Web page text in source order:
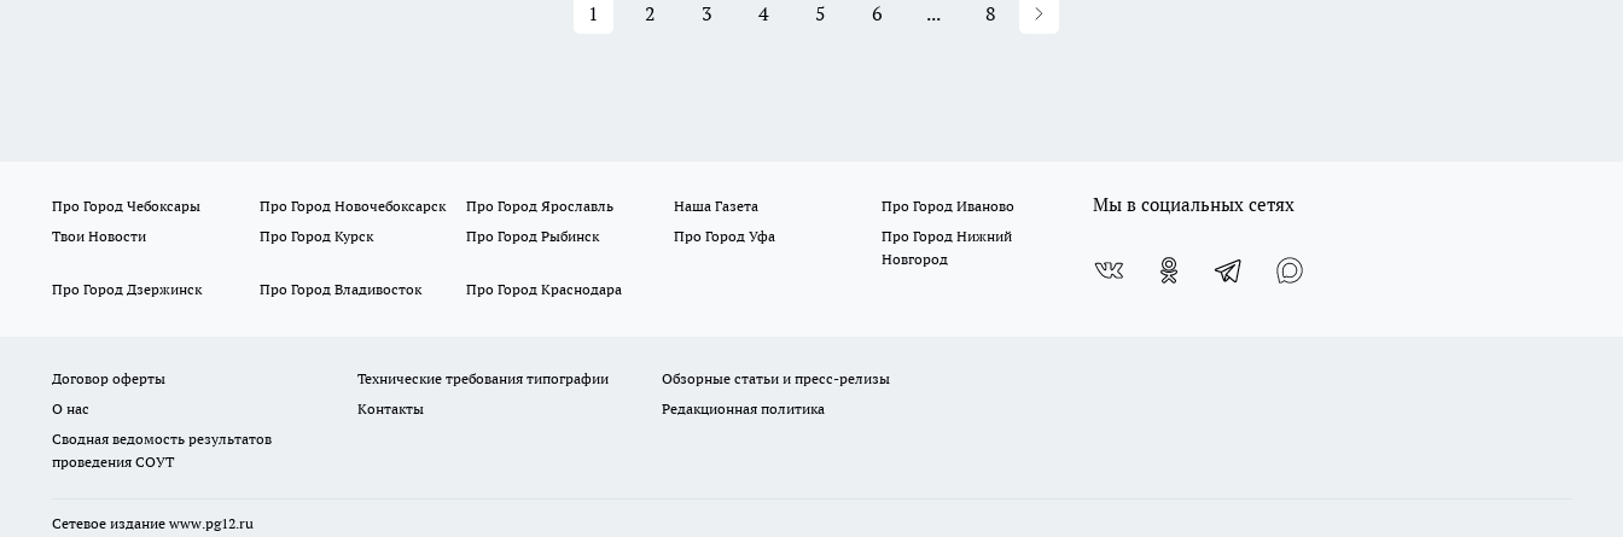
1 2 3 4 5 6 ... 8
Про Город Чебоксары Про Город Новочебоксарск Про Город Ярославль Наша Газета
Про Город Иваново
Твои Новости
Про Город Курск Про Город Рыбинск Про Город Уфа
Про Город Нижний
Новгород
Про Город Дзержинск
Про Город Владивосток Про Город Краснодара
Мы в социальных сетях
Договор оферты Технические требования типографии
Обзорные статьи и пресс-релизы
О нас
Контакты
Редакционная политика
Сводная ведомость результатов
проведения СОУТ
Сетевое издание www.pg12.ru